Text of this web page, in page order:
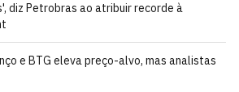
diz Petrobras ao atribuir recorde à
e BTG eleva preço-alvo, mas analistas